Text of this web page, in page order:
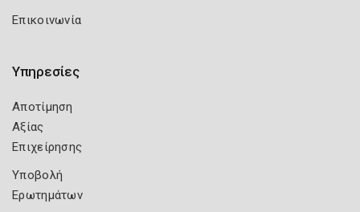
Επικοινωνία
Υπηρεσίες
Αποτίμηση
Αξίας
Επιχείρησης
Υποβολή
Ερωτημάτων